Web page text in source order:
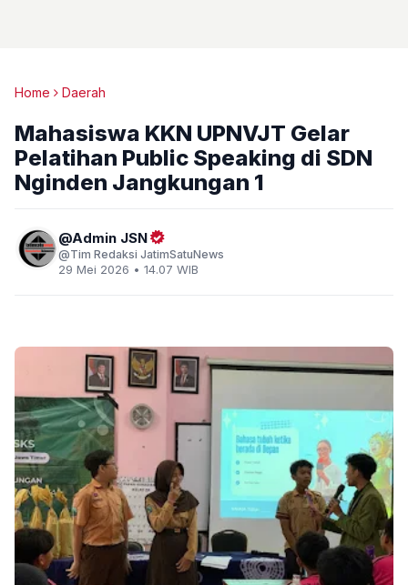
Home Daerah
Mahasiswa KKN UPNVJT Gelar
Pelatihan Public Speaking di SDN
Nginden Jangkungan 1
Admin JSN
Tim Redaksi JatimSatuNews
29 Mei 2026 • 14.07 WIB